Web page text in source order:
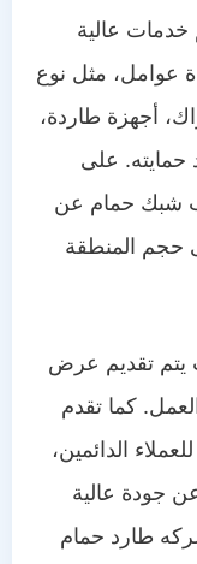
عالية
عوامل، مثل نوع
أجهزة طاردة،
حمايته. على
شبك حمام عن
حجم المنطقة
يتم تقديم عرض
كما تقدم
الدائمين،
جودة عالية
طارد حمام